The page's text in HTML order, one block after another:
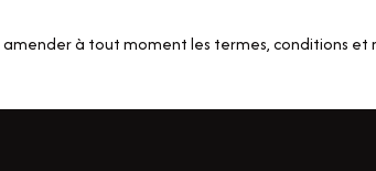
à tout moment les termes, conditions